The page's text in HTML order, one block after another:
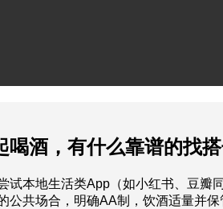
喝酒，有什么靠谱的找
试本地生活类App（如小红书、豆瓣
公共场合，明确AA制，饮酒适量并